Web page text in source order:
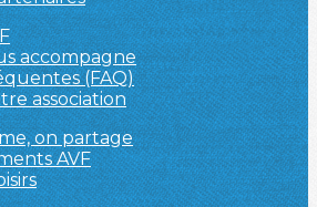
accompagne
(FAQ)
association
on partage
AVF